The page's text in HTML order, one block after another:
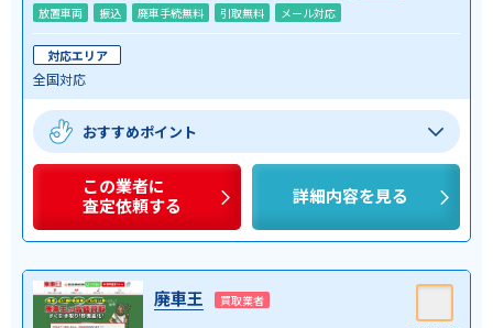
放置車両
振込 廃車手続無料 引取無料 メール対応
対応エリア
全国対応
おすすめポイント
この業者に
査定依頼する
詳細内容を見る
廃車王 買取業者